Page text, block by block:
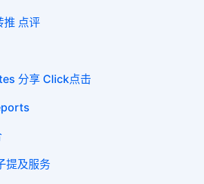
推 点评
分享 Click点击
提及服务